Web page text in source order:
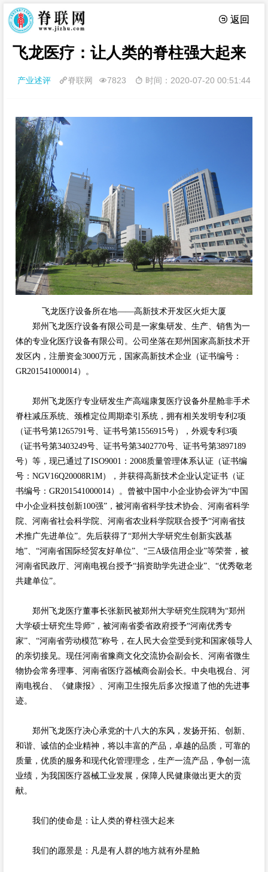
 返回
飞龙医疗：让人类的脊柱强大起来
产业述评 脊联网 7823  时间：2020-07-20 00:51:44
飞龙医疗设备所在地——高新技术开发区火炬大厦
郑州飞龙医疗设备有限公司是一家集研发、生产、销售为一
体的专业化医疗设备有限公司。公司坐落在郑州国家高新技术开
发区内，注册资金3000万元，国家高新技术企业（证书编号：
GR201541000014）。
郑州飞龙医疗专业研发生产高端康复医疗设备外星舱非手术
脊柱减压系统、颈椎定位周期牵引系统，拥有相关发明专利2项
（证书号第1265791号、证书号第1556915号），外观专利3项
（证书号第3403249号、证书号第3402770号、证书号第3897189
号）等，现已通过了ISO9001：2008质量管理体系认证（证书编
号：NGV16Q20008R1M），并获得高新技术企业认定证书（证
书编号：GR201541000014）。曾被中国中小企业协会评为“中国
中小企业科技创新100强”，被河南省科学技术协会、河南省科学
院、河南省社会科学院、河南省农业科学院联合授予“河南省技
术推广先进单位”。先后获得了“郑州大学研究生创新实践基
地”、“河南省国际经贸友好单位”、“三A级信用企业”等荣誉，被
河南省民政厅、河南电视台授予“捐资助学先进企业”、“优秀敬老
共建单位”。
郑州飞龙医疗董事长张新民被郑州大学研究生院聘为“郑州
大学硕士研究生导师”，被河南省委省政府授予“河南优秀专
家”、“河南省劳动模范”称号，在人民大会堂受到党和国家领导人
的亲切接见。现任河南省豫商文化交流协会副会长、河南省微生
物协会常务理事、河南省医疗器械商会副会长。中央电视台、河
南电视台、《健康报》、河南卫生报先后多次报道了他的先进事
迹。
郑州飞龙医疗决心承党的十八大的东风，发扬开拓、创新、
和谐、诚信的企业精神，将以丰富的产品，卓越的品质，可靠的
质量，优质的服务和现代化管理理念，生产一流产品，争创一流
业绩，为我国医疗器械工业发展，保障人民健康做出更大的贡
献。
我们的使命是：让人类的脊柱强大起来
我们的愿景是：凡是有人群的地方就有外星舱